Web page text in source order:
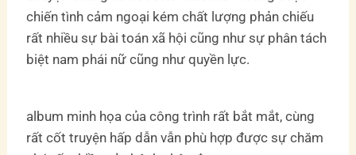
chiến tình cảm ngoại kém chất lượng phản chiếu
rất nhiều sự bài toán xã hội cũng như sự phân tách
biệt nam phái nữ cũng như quyền lực.
album minh họa của công trình rất bắt mắt, cùng
rất cốt truyện hấp dẫn vẫn phù hợp được sự chăm